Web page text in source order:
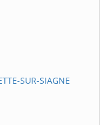
SUR-SIAGNE